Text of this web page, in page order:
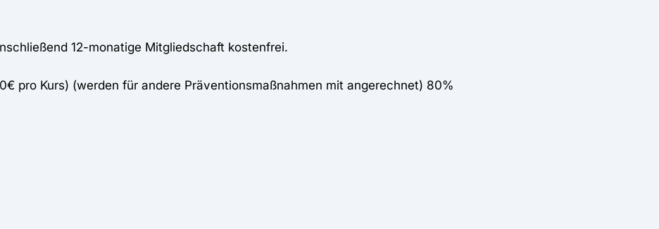
12-monatige Mitgliedschaft kostenfrei.
pro Kurs) (werden für andere Präventionsmaßnahmen mit angerechnet) 80%